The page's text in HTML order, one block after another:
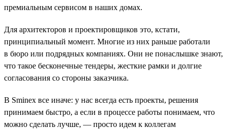
премиальным сервисом в наших домах.
Для архитекторов и проектировщиков это, кстати,
принципиальный момент. Многие из них раньше работали
в бюро или подрядных компаниях. Они не понаслышке знают,
что такое бесконечные тендеры, жесткие рамки и долгие
согласования со стороны заказчика.
В Sminex все иначе: у нас всегда есть проекты, решения
принимаем быстро, а если в процессе работы понимаем, что
можно сделать лучше, — просто идем к коллегам